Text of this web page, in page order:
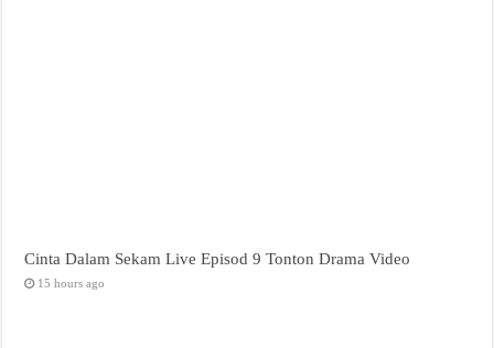
Cinta Dalam Sekam Live Episod 9 Tonton Drama Video
15 hours ago